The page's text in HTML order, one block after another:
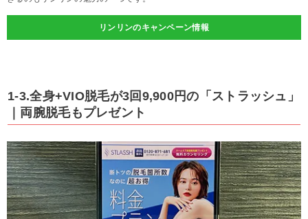
リンリンのキャンペーン情報
1-3.全身+VIO脱毛が3回9,900円の「ストラッシュ」
｜両腕脱毛もプレゼント